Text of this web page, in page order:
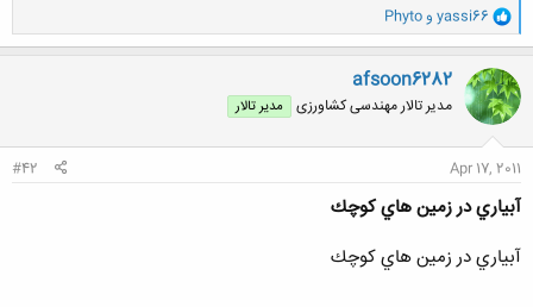
و
ا
ک
ن
ش
ه
ا
yassi66 وPhyto
afsoon6282
مدیر تالار مهندسی كشاورزی مدیر تالار
Apr 17, 2011
#42
آبياري در زمين هاي كوچك
آبياري در زمين هاي كوچك